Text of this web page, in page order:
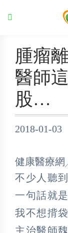
腫瘤
醫師
股…
2018-01-03
健康醫療
不少人聽
一句話就
我不想揹
主治醫師